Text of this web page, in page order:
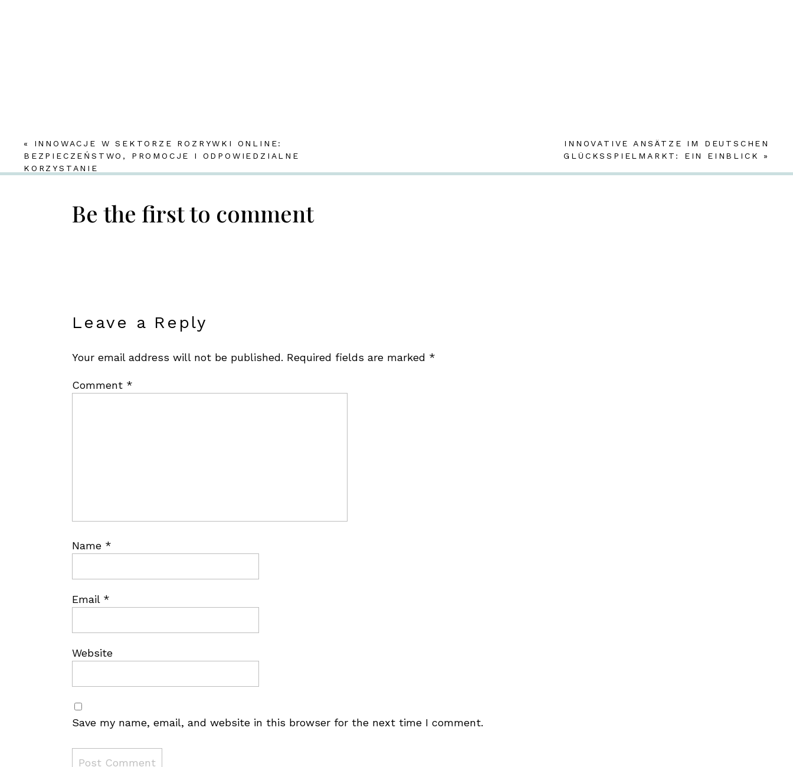
« INNOWACJE W SEKTORZE ROZRYWKI ONLINE:
BEZPIECZEŃSTWO, PROMOCJE I ODPOWIEDZIALNE
KORZYSTANIE
INNOVATIVE ANSÄTZE IM DEUTSCHEN
GLÜCKSSPIELMARKT: EIN EINBLICK
»
Be the first to comment
Leave a Reply
Your email address will not be published. Required fields are marked *
Comment *
Name *
Email *
Website
Save my name, email, and website in this browser for the next time I comment.